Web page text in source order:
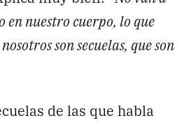
nuestro cuerpo, lo que
son secuelas, que son
de las que habla